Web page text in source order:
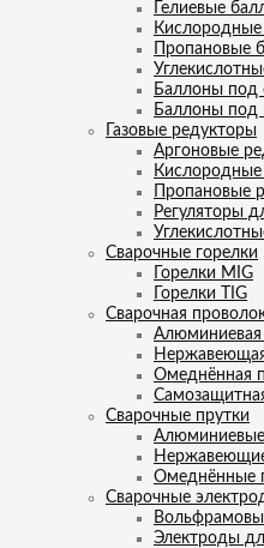
Гелиевые
Пропановые
Баллоны под
Баллоны под
Газовые редукторы
Аргоновые
Пропановые
Регуляторы
Сварочные горелки
Горелки MIG
Горелки TIG
Сварочная
Алюминиевая
Омеднённая
Сварочные прутки
Алюминиевые
Омеднённые
Сварочные
Электроды